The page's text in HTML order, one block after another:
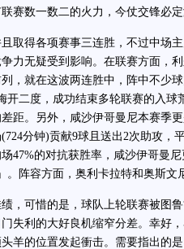
赛数一数二的火力，今仗交锋必定
得各项赛事三连胜，不过中场主
力无疑受到影响。在联赛方面，
，就在这波两连胜中，阵中不少
开二度，成功结束多轮联赛的入球
距。另外，咸沙伊哥曼尼本赛季
分钟)贡献9球且送出2次助攻，
47%的对抗获胜率，咸沙伊哥曼
。阵容方面，奥利卡拉特和奥斯文
可惜的是，球队上轮联赛被图鲁
失利的大好良机缩窄分差。幸好
羊的位置发起衝击。需要指出的